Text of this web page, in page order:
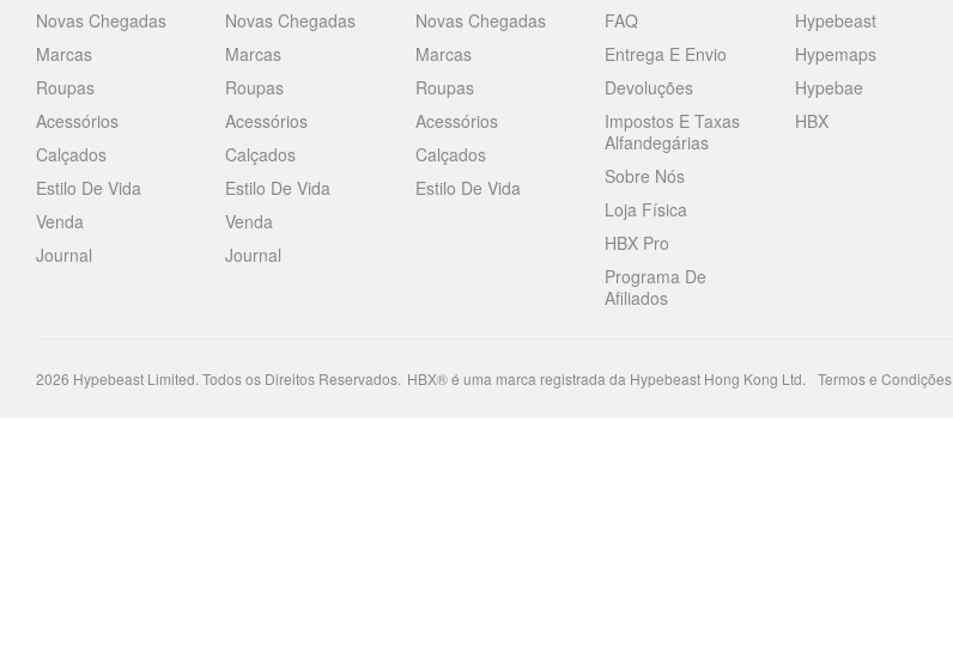
Novas Chegadas
Marcas
Roupas
Acessórios
Calçados
Estilo De Vida
Venda
Journal
Novas Chegadas
Marcas
Roupas
Acessórios
Calçados
Estilo De Vida
Venda
Journal
Novas Chegadas
Marcas
Roupas
Acessórios
Calçados
Estilo De Vida
FAQ
Entrega E Envio
Devoluções
Impostos E Taxas
Alfandegárias
Sobre Nós
Loja Física
HBX Pro
Programa De
Afiliados
Hypebeast
Hypemaps
Hypebae
HBX
2026 Hypebeast Limited. Todos os Direitos Reservados. HBX® é uma marca registrada da Hypebeast Hong Kong Ltd. Termos e Condições